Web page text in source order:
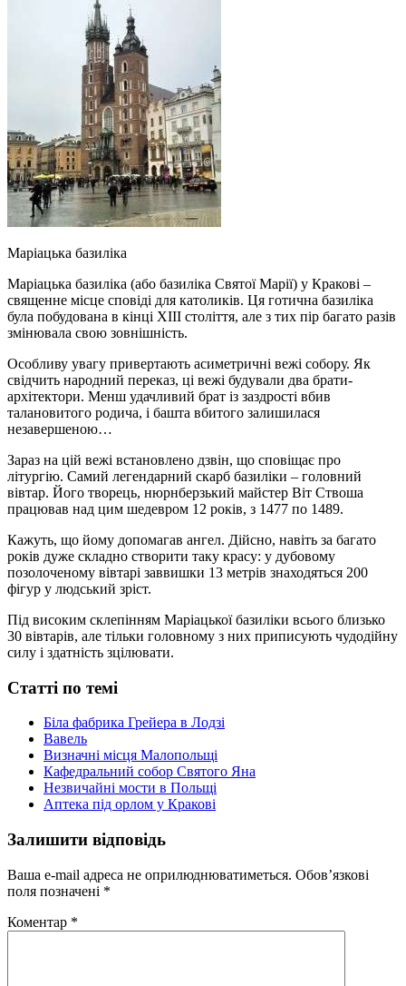
Маріацька базиліка
Маріацька базиліка (або базиліка Святої Марії) у Кракові –
священне місце сповіді для католиків. Ця готична базиліка
була побудована в кінці XIII століття, але з тих пір багато разів
змінювала свою зовнішність.
Особливу увагу привертають асиметричні вежі собору. Як
свідчить народний переказ, ці вежі будували два брати-
архітектори. Менш удачливий брат із заздрості вбив
талановитого родича, і башта вбитого залишилася
незавершеною…
Зараз на цій вежі встановлено дзвін, що сповіщає про
літургію. Самий легендарний скарб базиліки – головний
вівтар. Його творець, нюрнберзький майстер Віт Ствоша
працював над цим шедевром 12 років, з 1477 по 1489.
Кажуть, що йому допомагав ангел. Дійсно, навіть за багато
років дуже складно створити таку красу: у дубовому
позолоченому вівтарі заввишки 13 метрів знаходяться 200
фігур у людський зріст.
Під високим склепінням Маріацької базиліки всього близько
30 вівтарів, але тільки головному з них приписують чудодійну
силу і здатність зцілювати.
Статті по темі
Біла фабрика Грейера в Лодзі
Вавель
Визначні місця Малопольщі
Кафедральний собор Святого Яна
Незвичайні мости в Польщі
Аптека під орлом у Кракові
Залишити відповідь
Ваша e-mail адреса не оприлюднюватиметься. Обов’язкові
поля позначені *
Коментар *